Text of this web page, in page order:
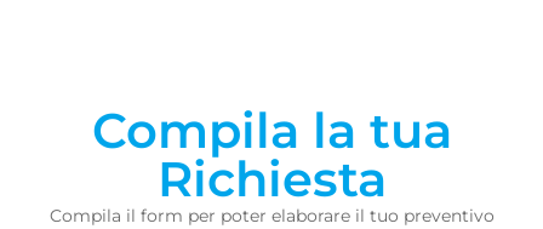
Compila la tua
Richiesta
Compila il form per poter elaborare il tuo preventivo